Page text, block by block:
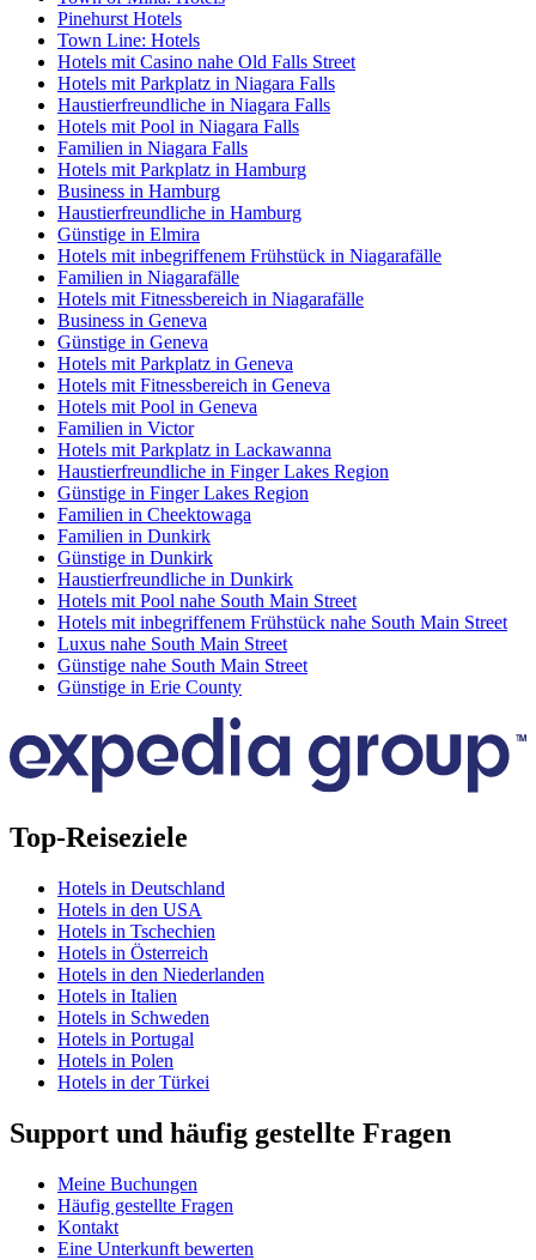
Pinehurst Hotels
Town Line: Hotels
Hotels mit Casino nahe Old Falls Street
Hotels mit Parkplatz in Niagara Falls
Haustierfreundliche in Niagara Falls
Hotels mit Pool in Niagara Falls
Familien in Niagara Falls
Hotels mit Parkplatz in Hamburg
Business in Hamburg
Haustierfreundliche in Hamburg
Günstige in Elmira
Hotels mit inbegriffenem Frühstück in Niagarafälle
Familien in Niagarafälle
Hotels mit Fitnessbereich in Niagarafälle
Business in Geneva
Günstige in Geneva
Hotels mit Parkplatz in Geneva
Hotels mit Fitnessbereich in Geneva
Hotels mit Pool in Geneva
Familien in Victor
Hotels mit Parkplatz in Lackawanna
Haustierfreundliche in Finger Lakes Region
Günstige in Finger Lakes Region
Familien in Cheektowaga
Familien in Dunkirk
Günstige in Dunkirk
Haustierfreundliche in Dunkirk
Hotels mit Pool nahe South Main Street
Hotels mit inbegriffenem Frühstück nahe South Main Street
Luxus nahe South Main Street
Günstige nahe South Main Street
Günstige in Erie County
Top-Reiseziele
Hotels in Deutschland
Hotels in den USA
Hotels in Tschechien
Hotels in Österreich
Hotels in den Niederlanden
Hotels in Italien
Hotels in Schweden
Hotels in Portugal
Hotels in Polen
Hotels in der Türkei
Support und häufig gestellte Fragen
Meine Buchungen
Häufig gestellte Fragen
Kontakt
Eine Unterkunft bewerten